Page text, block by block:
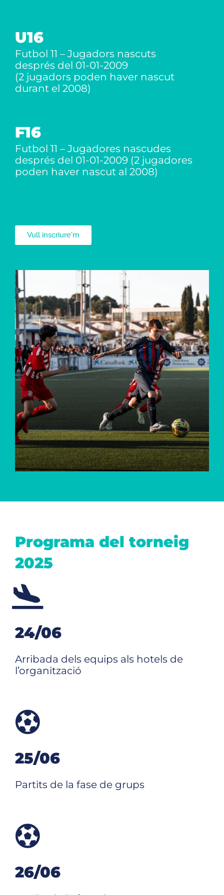
U16
Futbol 11 – Jugadors nascuts
després del 01-01-2009
(2 jugadors poden haver nascut
durant el 2008)
F16
Futbol 11 – Jugadores nascudes
després del 01-01-2009 (2 jugadores
poden haver nascut al 2008)
Vull inscriure'm
Programa del torneig
2025
24/06
Arribada dels equips als hotels de
l’organització
25/06
Partits de la fase de grups
26/06